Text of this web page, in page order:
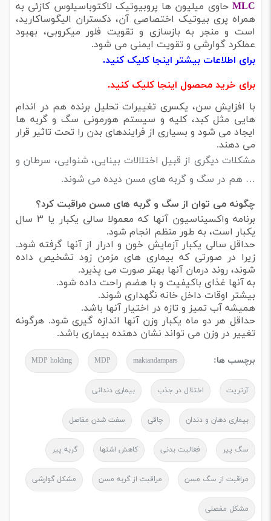
MLC حاوی میلیون ها پروبیوتیک لاکتوباسیلوس کازئی به
همراه پری بیوتیک اختصاصی آن، دکستران الیگوساکارید،
است و منجر به بازسازی و تقویت فلور میکروبی، بهبود
عملکرد گوارشی و تقویت ایمنی می شود.
برای اطلاعات بیشتر اینجا کلیک کنید.
برای خرید محصول اینجا کلیک کنید.
با افزایش سن، یکسری تغییرات تحلیل برنده هم در اندام
هایی مثل کبد، کلیه و سیستم هورمونی سگ و گربه ها
ایجاد می شود و بسیاری از فرایندهای بدن را تحت تاثیر قرار
می دهند.
مشکلات دیگری از قبیل اختلالات بینایی، شنوایی، سرطان و
… هم در سگ و گربه های مسن دیده می شوند.
چگونه می توان از سگ و گربه های مسن مراقبت کرد؟
برنامه واکسیناسیون آنها که معمولا سالی یکبار یا ۳ سال
یکبار است، به طور منظم انجام شود.
حداقل سالی یکبار آزمایش خون و ادرار از آنها گرفته شود.
زیرا در صورتی که بیماری های مزمن زود تشخیص داده
شوند، روند درمان آنها بهتر صورت می پذیرد.
به آنها غذای باکیفیت و با هضم راحت داده شود.
بیشتر اوقات داخل خانه نگهداری شوند.
همیشه آب تمیز و تازه در اختیار آنها باشد.
حداقل هر دو ماه یکبار وزن آنها اندازه گیری شود. هرگونه
تغییر در وزن می تواند نشان دهنده بیماری باشد.
برچسب ها: makiandampars
MDP
MDP holding
آرتریت اختلال در جذب بیماری دندانی
بیماری دهان و دندان چاقی سفت شدن مفاصل
سگ پیر فعالیت بدنی کاهش اشتها گربه پیر
مراقبت از سگ مسن مراقبت از گربه مسن مشکل گوارشی
مشکل مفصلی